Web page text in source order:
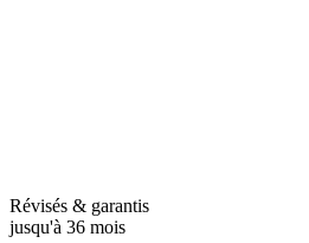
Révisés & garantis
jusqu'à 36 mois